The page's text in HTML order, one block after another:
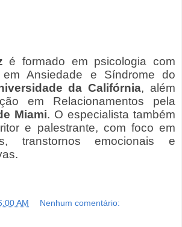
é formado em psicologia com
em Ansiedade e Síndrome do
da Califórnia, além
em Relacionamentos pela
Miami. O especialista também
e palestrante, com foco em
transtornos emocionais e
AM Nenhum comentário: